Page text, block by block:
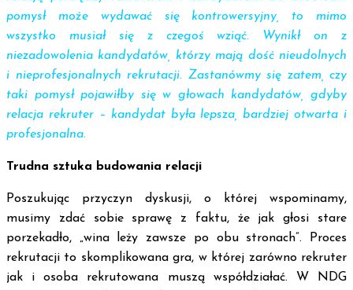
pomysł może wydawać się kontrowersyjny, to mimo
wszystko musiał się z czegoś wziąć. Wynikł on z
niezadowolenia kandydatów, którzy mają dość nieudolnych
i nieprofesjonalnych rekrutacji. Zastanówmy się zatem, czy
taki pomysł pojawiłby się w głowach kandydatów, gdyby
relacja rekruter – kandydat była lepsza, bardziej otwarta i
profesjonalna.
Trudna sztuka budowania relacji
Poszukując przyczyn dyskusji, o której wspominamy,
musimy zdać sobie sprawę z faktu, że jak głosi stare
porzekadło, „wina leży zawsze po obu stronach”. Proces
rekrutacji to skomplikowana gra, w której zarówno rekruter
jak i osoba rekrutowana muszą współdziałać. W NDG